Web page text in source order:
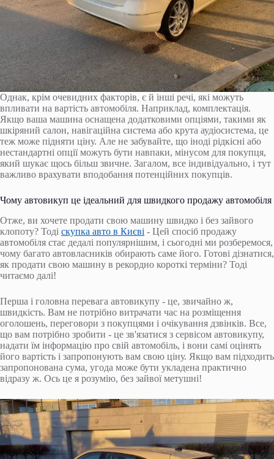
Однак, крім очевидних факторів, є й інші речі, які можуть
впливати на вартість автомобіля. Наприклад, комплектація.
Якщо ваша машина оснащена додатковими опціями, такими як
шкіряний салон, навігаційна система або крута аудіосистема, це
теж може підняти ціну. Але не забувайте, що іноді рідкісні або
нестандартні опції можуть бути навпаки, мінусом для покупця,
який шукає щось більш звичне. Загалом, все індивідуально, і тут
важливо врахувати вподобання потенційних покупців.
Чому автовикуп це ідеальний для швидкого продажу автомобіля
Отже, ви хочете продати свою машину швидко і без зайвого
клопоту? Тоді скупка авто в Києві - Цей спосіб продажу
автомобіля стає дедалі популярнішим, і сьогодні ми розберемося,
чому багато автовласників обирають саме його. Готові дізнатися,
як продати свою машину в рекордно короткі терміни? Тоді
читаємо далі!
Перша і головна перевага автовикупу - це, звичайно ж,
швидкість. Вам не потрібно витрачати час на розміщення
оголошень, переговори з покупцями і очікування дзвінків. Все,
що вам потрібно зробити - це зв'язатися з сервісом автовикупу,
надати їм інформацію про свій автомобіль, і вони самі оцінять
його вартість і запропонують вам свою ціну. Якщо вам підходить
запропонована сума, угода може бути укладена практично
відразу ж. Ось це я розумію, без зайвої метушні!